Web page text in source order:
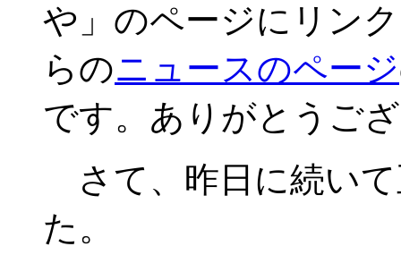
や」のページにリン
らのニュースのページ
です。ありがとうご
さて、昨日に続い
た。